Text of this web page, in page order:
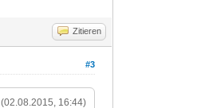
Zitieren
#3
(02.08.2015, 16:44)